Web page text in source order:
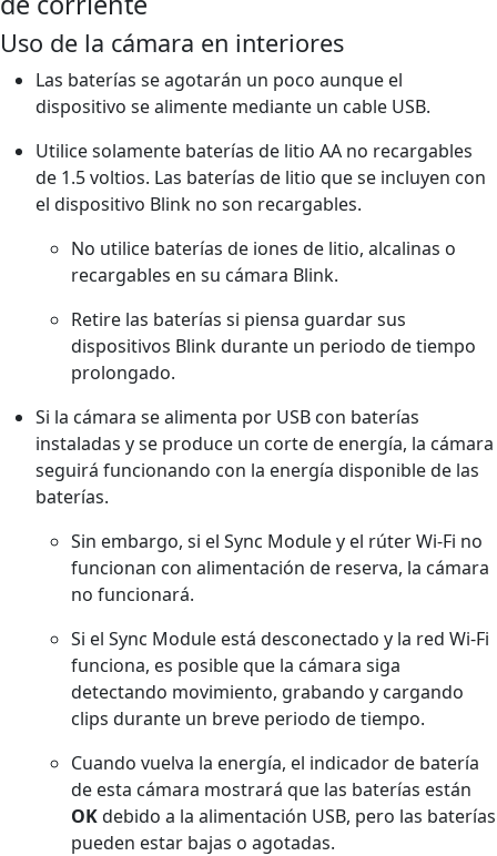
Uso de la cámara en interiores
Las baterías se agotarán un poco aunque el
dispositivo se alimente mediante un cable USB.
Utilice solamente baterías de litio AA no recargables
de 1.5 voltios. Las baterías de litio que se incluyen con
el dispositivo Blink no son recargables.
No utilice baterías de iones de litio, alcalinas o
recargables en su cámara Blink.
Retire las baterías si piensa guardar sus
dispositivos Blink durante un periodo de tiempo
prolongado.
Si la cámara se alimenta por USB con baterías
instaladas y se produce un corte de energía, la cámara
seguirá funcionando con la energía disponible de las
baterías.
Sin embargo, si el Sync Module y el rúter Wi-Fi no
funcionan con alimentación de reserva, la cámara
no funcionará.
Si el Sync Module está desconectado y la red Wi-Fi
funciona, es posible que la cámara siga
detectando movimiento, grabando y cargando
clips durante un breve periodo de tiempo.
Cuando vuelva la energía, el indicador de batería
de esta cámara mostrará que las baterías están
OKdebido a la alimentación USB, pero las baterías
pueden estar bajas o agotadas.